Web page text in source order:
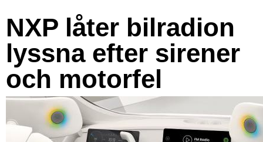
NXP låter bilradion
lyssna efter sirener
och motorfel